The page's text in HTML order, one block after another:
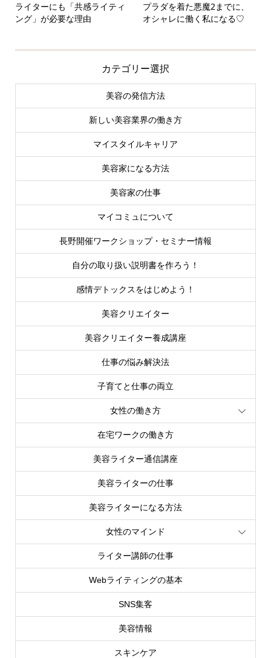
ライターにも「共感ライティ
ング」が必要な理由
プラダを着た悪魔2までに、
オシャレに働く私になる♡
カテゴリー選択
美容の発信方法
新しい美容業界の働き方
マイスタイルキャリア
美容家になる方法
美容家の仕事
マイコミュについて
長野開催ワークショップ・セミナー情報
自分の取り扱い説明書を作ろう！
感情デトックスをはじめよう！
美容クリエイター
美容クリエイター養成講座
仕事の悩み解決法
子育てと仕事の両立
女性の働き方
在宅ワークの働き方
美容ライター通信講座
美容ライターの仕事
美容ライターになる方法
女性のマインド
ライター講師の仕事
Webライティングの基本
SNS集客
美容情報
スキンケア